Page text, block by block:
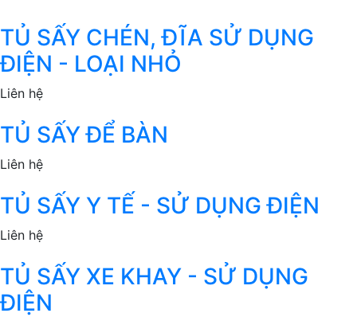
TỦ SẤY CHÉN, ĐĨA SỬ DỤNG
ĐIỆN - LOẠI NHỎ
Liên hệ
TỦ SẤY ĐỂ BÀN
Liên hệ
TỦ SẤY Y TẾ - SỬ DỤNG ĐIỆN
Liên hệ
TỦ SẤY XE KHAY - SỬ DỤNG
ĐIỆN